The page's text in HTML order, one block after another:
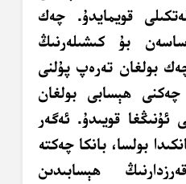
قويمايدۇ. چەك
بۇ كىشىلەرنىڭ
بولغان تەرەپ پۇلنى
چەكنى ھېسابى بولغان
ئۇنىڭغا قويىدۇ. ئەگەر
بولسا، بانكا چەكتە
ھېسابىدىن